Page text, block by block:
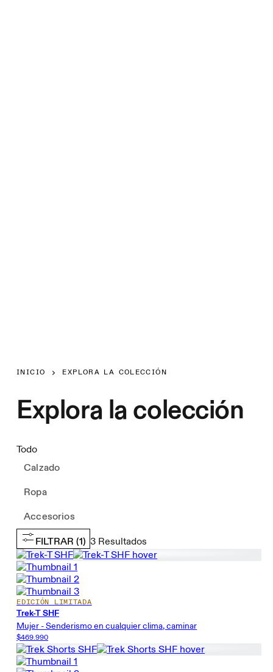
INICIO EXPLORA LA COLECCIÓN
Explora la colección
Todo
Calzado
Ropa
Accesorios
FILTRAR (1) 3 Resultados
EDICIÓN LIMITADA
Trek-T SHF
Mujer - Senderismo en cualquier clima, caminar
$469.990